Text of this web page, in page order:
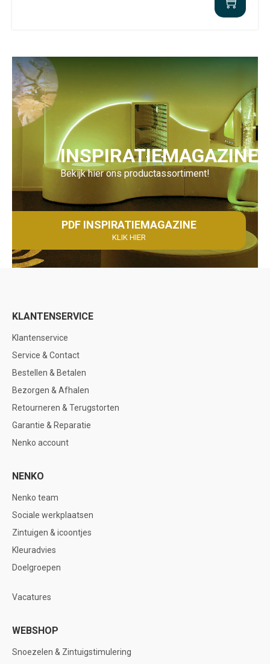
INSPIRATIEMAGAZINE
Bekijk hier ons productassortiment!
PDF INSPIRATIEMAGAZINE
KLIK HIER
KLANTENSERVICE
Klantenservice
Service & Contact
Bestellen & Betalen
Bezorgen & Afhalen
Retourneren & Terugstorten
Garantie & Reparatie
Nenko account
NENKO
Nenko team
Sociale werkplaatsen
Zintuigen & icoontjes
Kleuradvies
Doelgroepen
Vacatures
WEBSHOP
Snoezelen & Zintuigstimulering